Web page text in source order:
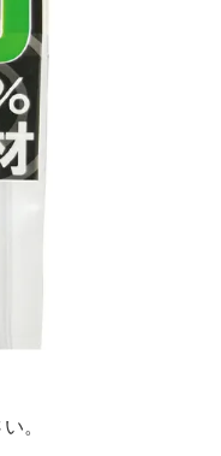
。